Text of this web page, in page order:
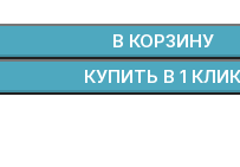
В КОРЗИНУ
КУПИТЬ В 1 КЛИК